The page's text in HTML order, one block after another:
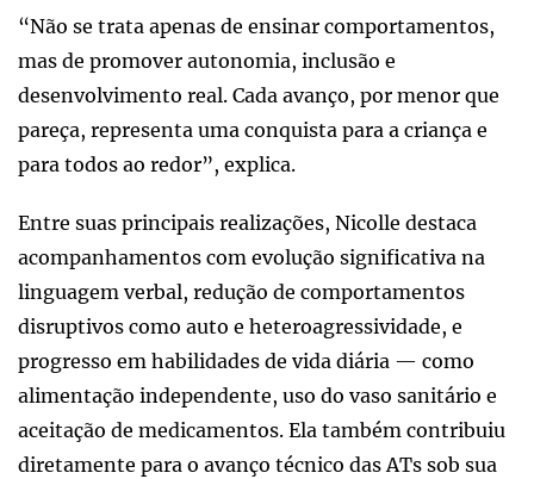
“Não se trata apenas de ensinar comportamentos,
mas de promover autonomia, inclusão e
desenvolvimento real. Cada avanço, por menor que
pareça, representa uma conquista para a criança e
para todos ao redor”, explica.
Entre suas principais realizações, Nicolle destaca
acompanhamentos com evolução significativa na
linguagem verbal, redução de comportamentos
disruptivos como auto e heteroagressividade, e
progresso em habilidades de vida diária — como
alimentação independente, uso do vaso sanitário e
aceitação de medicamentos. Ela também contribuiu
diretamente para o avanço técnico das ATs sob sua